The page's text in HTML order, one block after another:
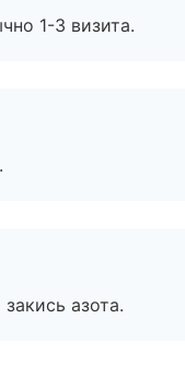
1-3 визита.
азота.